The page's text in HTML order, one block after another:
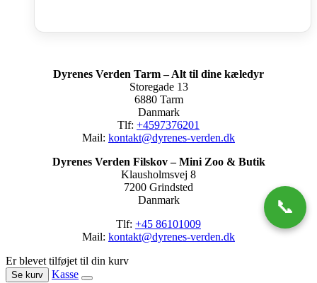
Dyrenes Verden Tarm – Alt til dine kæledyr
Storegade 13
6880 Tarm
Danmark
Tlf: +4597376201
Mail: kontakt@dyrenes-verden.dk
Dyrenes Verden Filskov – Mini Zoo & Butik
Klausholmsvej 8
7200 Grindsted
Danmark
Tlf: +45 86101009
Mail: kontakt@dyrenes-verden.dk
Er blevet tilføjet til din kurv
Se kurv Kasse
📞